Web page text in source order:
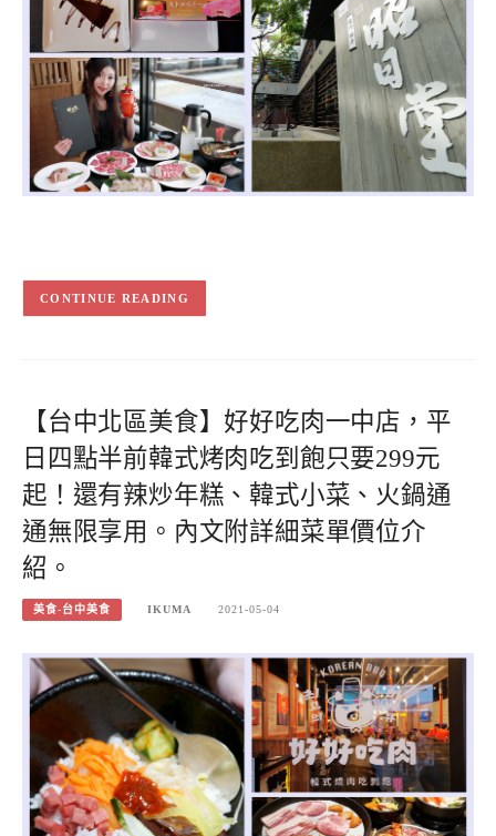
CONTINUE READING
【台中北區美食】好好吃肉一中店，平
日四點半前韓式烤肉吃到飽只要299元
起！還有辣炒年糕、韓式小菜、火鍋通
通無限享用。內文附詳細菜單價位介
紹。
美食-台中美食 IKUMA 2021-05-04